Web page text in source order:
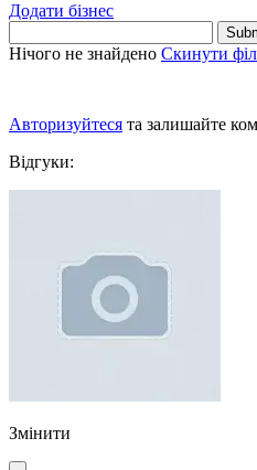
Додати бізнес
Нічого не знайдено Скинути
Авторизуйтеся та залишайте
Відгуки:
Змінити